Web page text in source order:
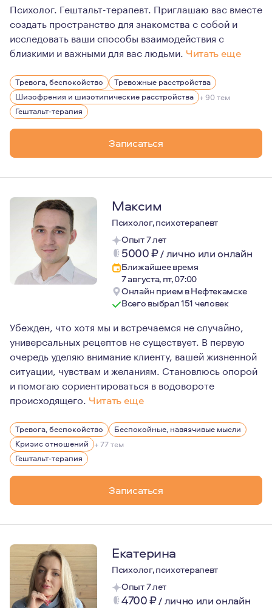
Психолог. Гештальт-терапевт. Приглашаю вас вместе
создать пространство для знакомства с собой и
исследовать ваши способы взаимодействия с
близкими и важными для вас людьми. Читать еще
На личном опыте прохождения терапии могу сказать:
Именно этому я предлагаю вам научиться в терапии со
Тревога, беспокойство
Тревожные расстройства
Шизофрения и шизотипические расстройства + 90 тем
Гештальт-терапия
Записаться
Максим
Психолог, психотерапевт
Опыт 7 лет
5000₽/лично или онлайн
Ближайшее время
7 августа, пт, 07:00
Онлайн прием в Нефтекамске
Всего выбрал 151 человек
Убежден, что хотя мы и встречаемся не случайно,
универсальных рецептов не существует. В первую
очередь уделяю внимание клиенту, вашей жизненной
ситуации, чувствам и желаниям. Становлюсь опорой
и помогаю сориентироваться в водовороте
происходящего. Читать еще
Люблю юмор и стендап - сам несколько раз выступал
Увлекаюсь плаванием, интуитивными танцами, тантрой
Обратившись ко мне вы сделаете первый шаг к
От меня можно ожидать внимательного и этичного
Тревога, беспокойство
Беспокойные, навязчивые мысли
Кризис отношений + 77 тем
Гештальт-терапия
Записаться
Екатерина
Психолог, психотерапевт
Опыт 7 лет
4700₽/лично или онлайн